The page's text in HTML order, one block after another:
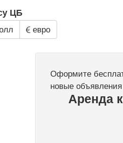
ЦБ
евро
Оформите
новые
Аренда